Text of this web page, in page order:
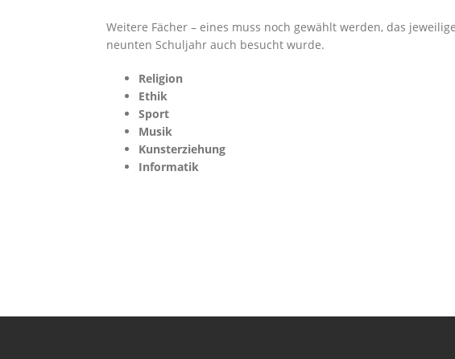
Weitere Fächer – eines muss noch gewählt werden, das
neunten Schuljahr auch besucht wurde.
Religion
Ethik
Sport
Musik
Kunsterziehung
Informatik